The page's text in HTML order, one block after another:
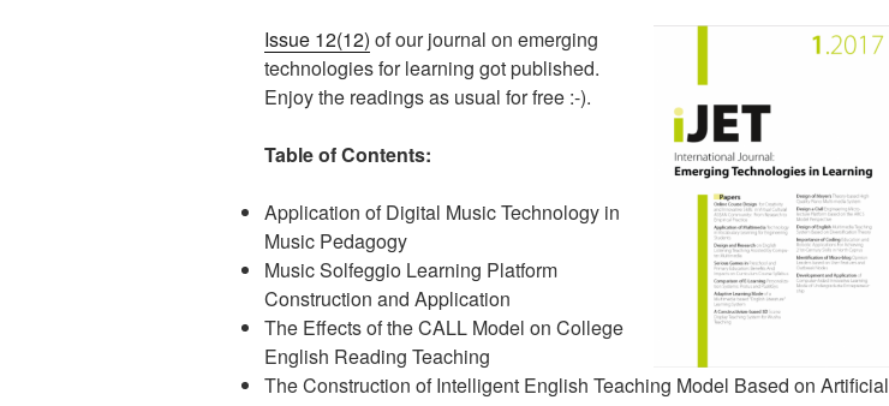
Issue 12(12) of our journal on emerging
technologies for learning got published.
Enjoy the readings as usual for free :-).
Table of Contents:
Application of Digital Music Technology in
Music Pedagogy
Music Solfeggio Learning Platform
Construction and Application
The Effects of the CALL Model on College
English Reading Teaching
The Construction of Intelligent English Teaching Model Based on Artificial